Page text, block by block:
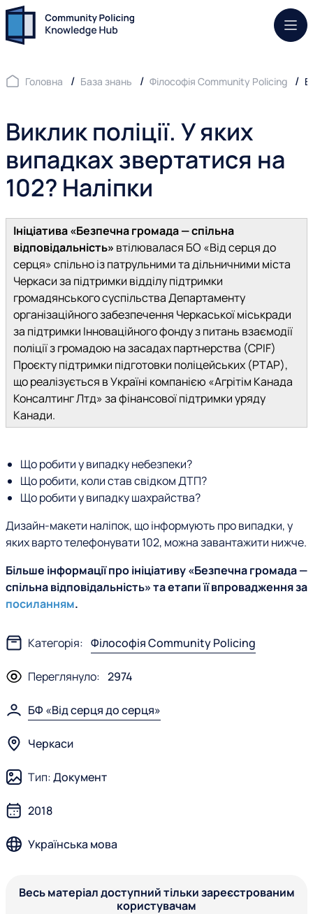
Головна База знань Філософія Community Policing
Виклик поліції. У яких
випадках звертатися на
102? Наліпки
Ініціатива «Безпечна громада — спільна
відповідальність» втілювалася БО «Від серця до
серця» спільно із патрульними та дільничними міста
Черкаси за підтримки відділу підтримки
громадянського суспільства Департаменту
організаційного забезпечення Черкаської міськради
за підтримки Інноваційного фонду з питань взаємодії
поліції з громадою на засадах партнерства (CPIF)
Проєкту підтримки підготовки поліцейських (PTAP),
що реалізується в Україні компанією «Агрітім Канада
Консалтинг Лтд» за фінансової підтримки уряду
Канади.
Що робити у випадку небезпеки?
Що робити, коли став свідком ДТП?
Що робити у випадку шахрайства?
Дизайн-макети наліпок, що інформують про випадки, у
яких варто телефонувати 102, можна завантажити нижче.
Більше інформації про ініціативу «Безпечна громада —
спільна відповідальність» та етапи її впровадження за
посиланням.
Категорія: Філософія Community Policing
Переглянуло: 2974
БФ «Від серця до серця»
Черкаси
Тип:Документ
2018
Українська мова
Весь матеріал доступний тільки зареєстрованим
користувачам